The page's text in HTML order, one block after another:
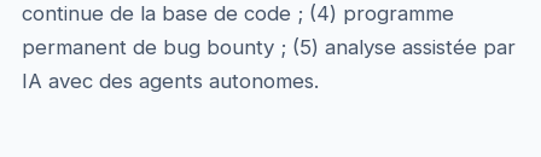
continue de la base de code ; (4) programme
permanent de bug bounty ; (5) analyse assistée par
IA avec des agents autonomes.